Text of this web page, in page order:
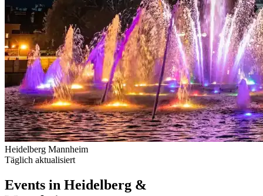
Heidelberg Mannheim
Täglich aktualisiert
Events in Heidelberg &